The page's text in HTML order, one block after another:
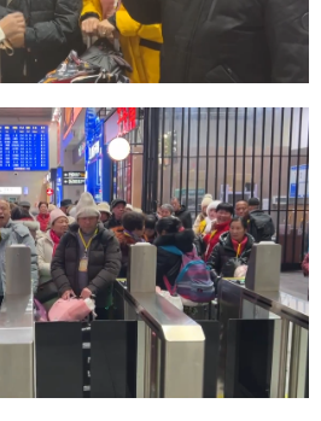
日本語 한국어